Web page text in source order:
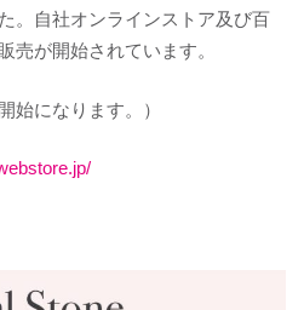
。自社オンラインストア及び百
売が開始されています。
始になります。）